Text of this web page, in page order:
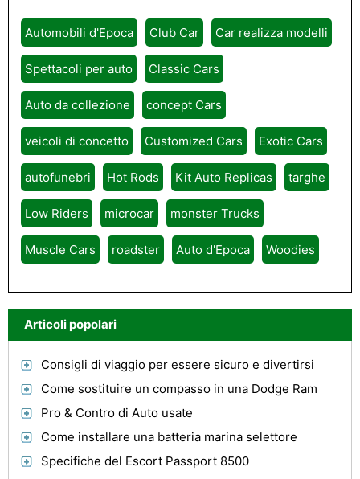
Automobili d'Epoca Club Car Car realizza modelli
Spettacoli per auto Classic Cars
Auto da collezione concept Cars
veicoli di concetto Customized Cars Exotic Cars
autofunebri Hot Rods Kit Auto Replicas targhe
Low Riders microcar monster Trucks
Muscle Cars roadster Auto d'Epoca Woodies
Articoli popolari
Consigli di viaggio per essere sicuro e divertirsi
Come sostituire un compasso in una Dodge Ram
Pro & Contro di Auto usate
Come installare una batteria marina selettore
Specifiche del Escort Passport 8500